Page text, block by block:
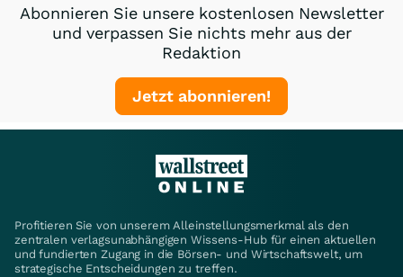
Abonnieren Sie unsere kostenlosen Newsletter
und verpassen Sie nichts mehr aus der
Redaktion
Jetzt abonnieren!
Profitieren Sie von unserem Alleinstellungsmerkmal als den
zentralen verlagsunabhängigen Wissens-Hub für einen aktuellen
und fundierten Zugang in die Börsen- und Wirtschaftswelt, um
strategische Entscheidungen zu treffen.